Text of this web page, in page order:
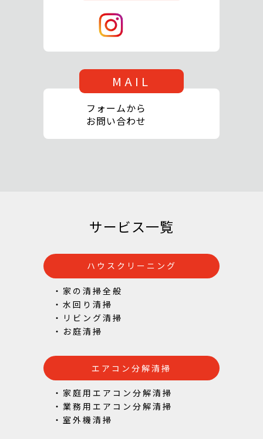
MAIL
フォームから
お問い合わせ
サービス一覧
ハウスクリーニング
・家の清掃全般
・水回り清掃
・リビング清掃
・お庭清掃
エアコン分解清掃
・家庭用エアコン分解清掃
・業務用エアコン分解清掃
・室外機清掃